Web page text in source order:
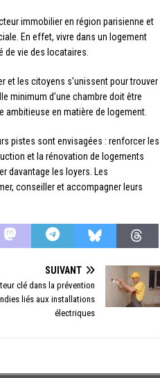
immobilier en région parisienne et
En effet, vivre dans un logement
vie des locataires.
et les citoyens s’unissent pour trouver
minimum d’une chambre doit être
en matière de logement.
pistes sont envisagées : renforcer les
et la rénovation de logements
davantage les loyers. Les
conseiller et accompagner leurs
SUIVANT
clé dans la prévention
liés aux installations
électriques